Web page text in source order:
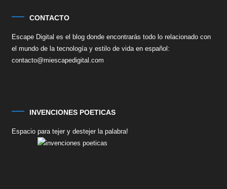
CONTACTO
Escape Digital es el blog donde encontrarás todo lo relacionado con
el mundo de la tecnología y estilo de vida en español:
contacto@miescapedigital.com
INVENCIONES POETICAS
Espacio para tejer y destejer la palabra!